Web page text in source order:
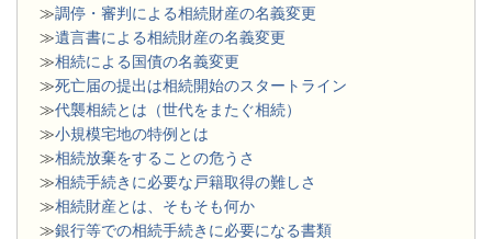
≫調停・審判による相続財産の名義変更
≫遺言書による相続財産の名義変更
≫相続による国債の名義変更
≫死亡届の提出は相続開始のスタートライン
≫代襲相続とは（世代をまたぐ相続）
≫小規模宅地の特例とは
≫相続放棄をすることの危うさ
≫相続手続きに必要な戸籍取得の難しさ
≫相続財産とは、そもそも何か
≫銀行等での相続手続きに必要になる書類